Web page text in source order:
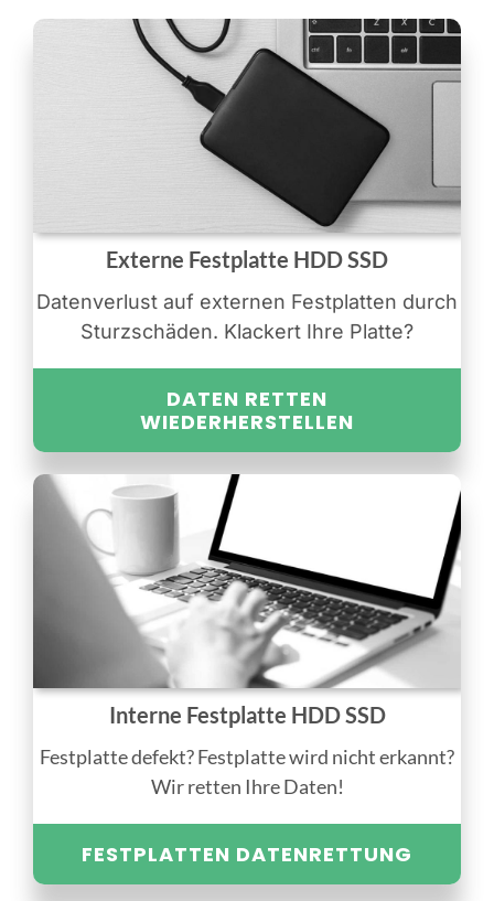
Externe Festplatte HDD SSD
Datenverlust auf externen Festplatten durch
Sturzschäden. Klackert Ihre Platte?
DATEN RETTEN
WIEDERHERSTELLEN
Interne Festplatte HDD SSD
Festplatte defekt? Festplatte wird nicht erkannt?
Wir retten Ihre Daten!
FESTPLATTEN DATENRETTUNG